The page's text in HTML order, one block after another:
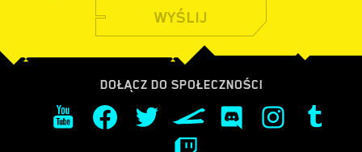
WYŚLIJ
DOŁĄCZ DO SPOŁECZNOŚCI